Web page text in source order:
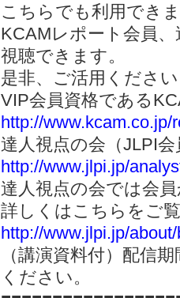
こちらでも利用でき
KCAMレポート会員
視聴できます。
是非、ご活用くださ
VIP会員資格である
http://www.kcam.co.jp/
達人視点の会（JLPI
http://www.jlpi.jp/
達人視点の会では会
詳しくはこちらをご
http://www.jlpi.jp/
（講演資料付）配信
ください。